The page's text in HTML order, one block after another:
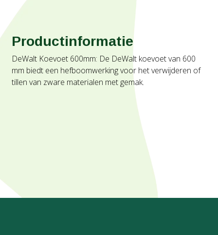
Productinformatie
DeWalt Koevoet 600mm: De DeWalt koevoet van 600
mm biedt een hefboomwerking voor het verwijderen of
tillen van zware materialen met gemak.